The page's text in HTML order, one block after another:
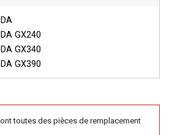
GX240
GX340
GX390
toutes des pièces de remplacement